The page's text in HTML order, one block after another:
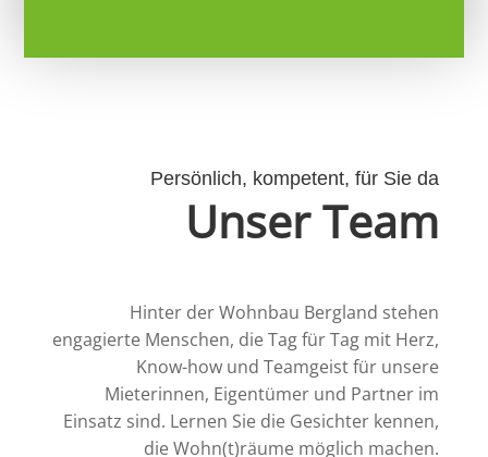
Persönlich, kompetent, für Sie da
Unser Team
Hinter der Wohnbau Bergland stehen
engagierte Menschen, die Tag für Tag mit Herz,
Know-how und Teamgeist für unsere
Mieterinnen, Eigentümer und Partner im
Einsatz sind. Lernen Sie die Gesichter kennen,
die Wohn(t)räume möglich machen.